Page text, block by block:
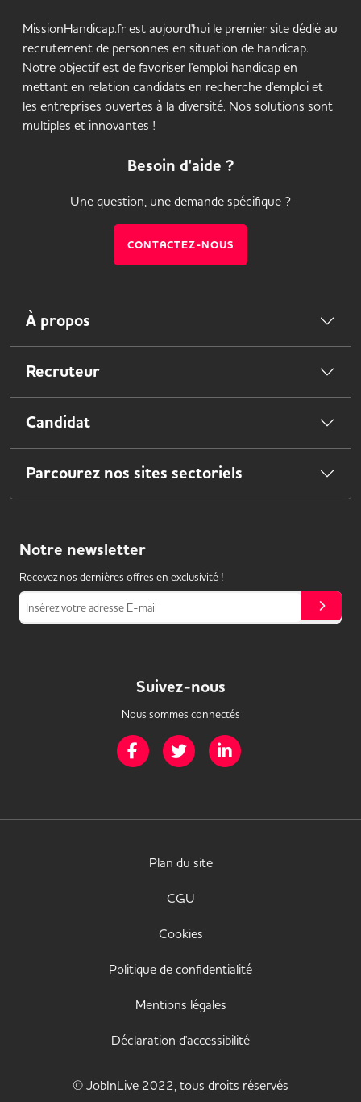
MissionHandicap.fr est aujourd'hui le premier site dédié au
recrutement de personnes en situation de handicap.
Notre objectif est de favoriser l'emploi handicap en
mettant en relation candidats en recherche d'emploi et
les entreprises ouvertes à la diversité. Nos solutions sont
multiples et innovantes !
Besoin d'aide ?
Une question, une demande spécifique ?
CONTACTEZ-NOUS
À propos
Recruteur
Candidat
Parcourez nos sites sectoriels
Notre newsletter
Recevez nos dernières offres en exclusivité !
Insérez votre adresse E-mail
Suivez-nous
Nous sommes connectés
Page Facebook de Mission Handicap
Page Twitter de Mission Handicap
Plan du site
CGU
Cookies
Politique de confidentialité
Mentions légales
Déclaration d'accessibilité
© JobInLive 2022, tous droits réservés